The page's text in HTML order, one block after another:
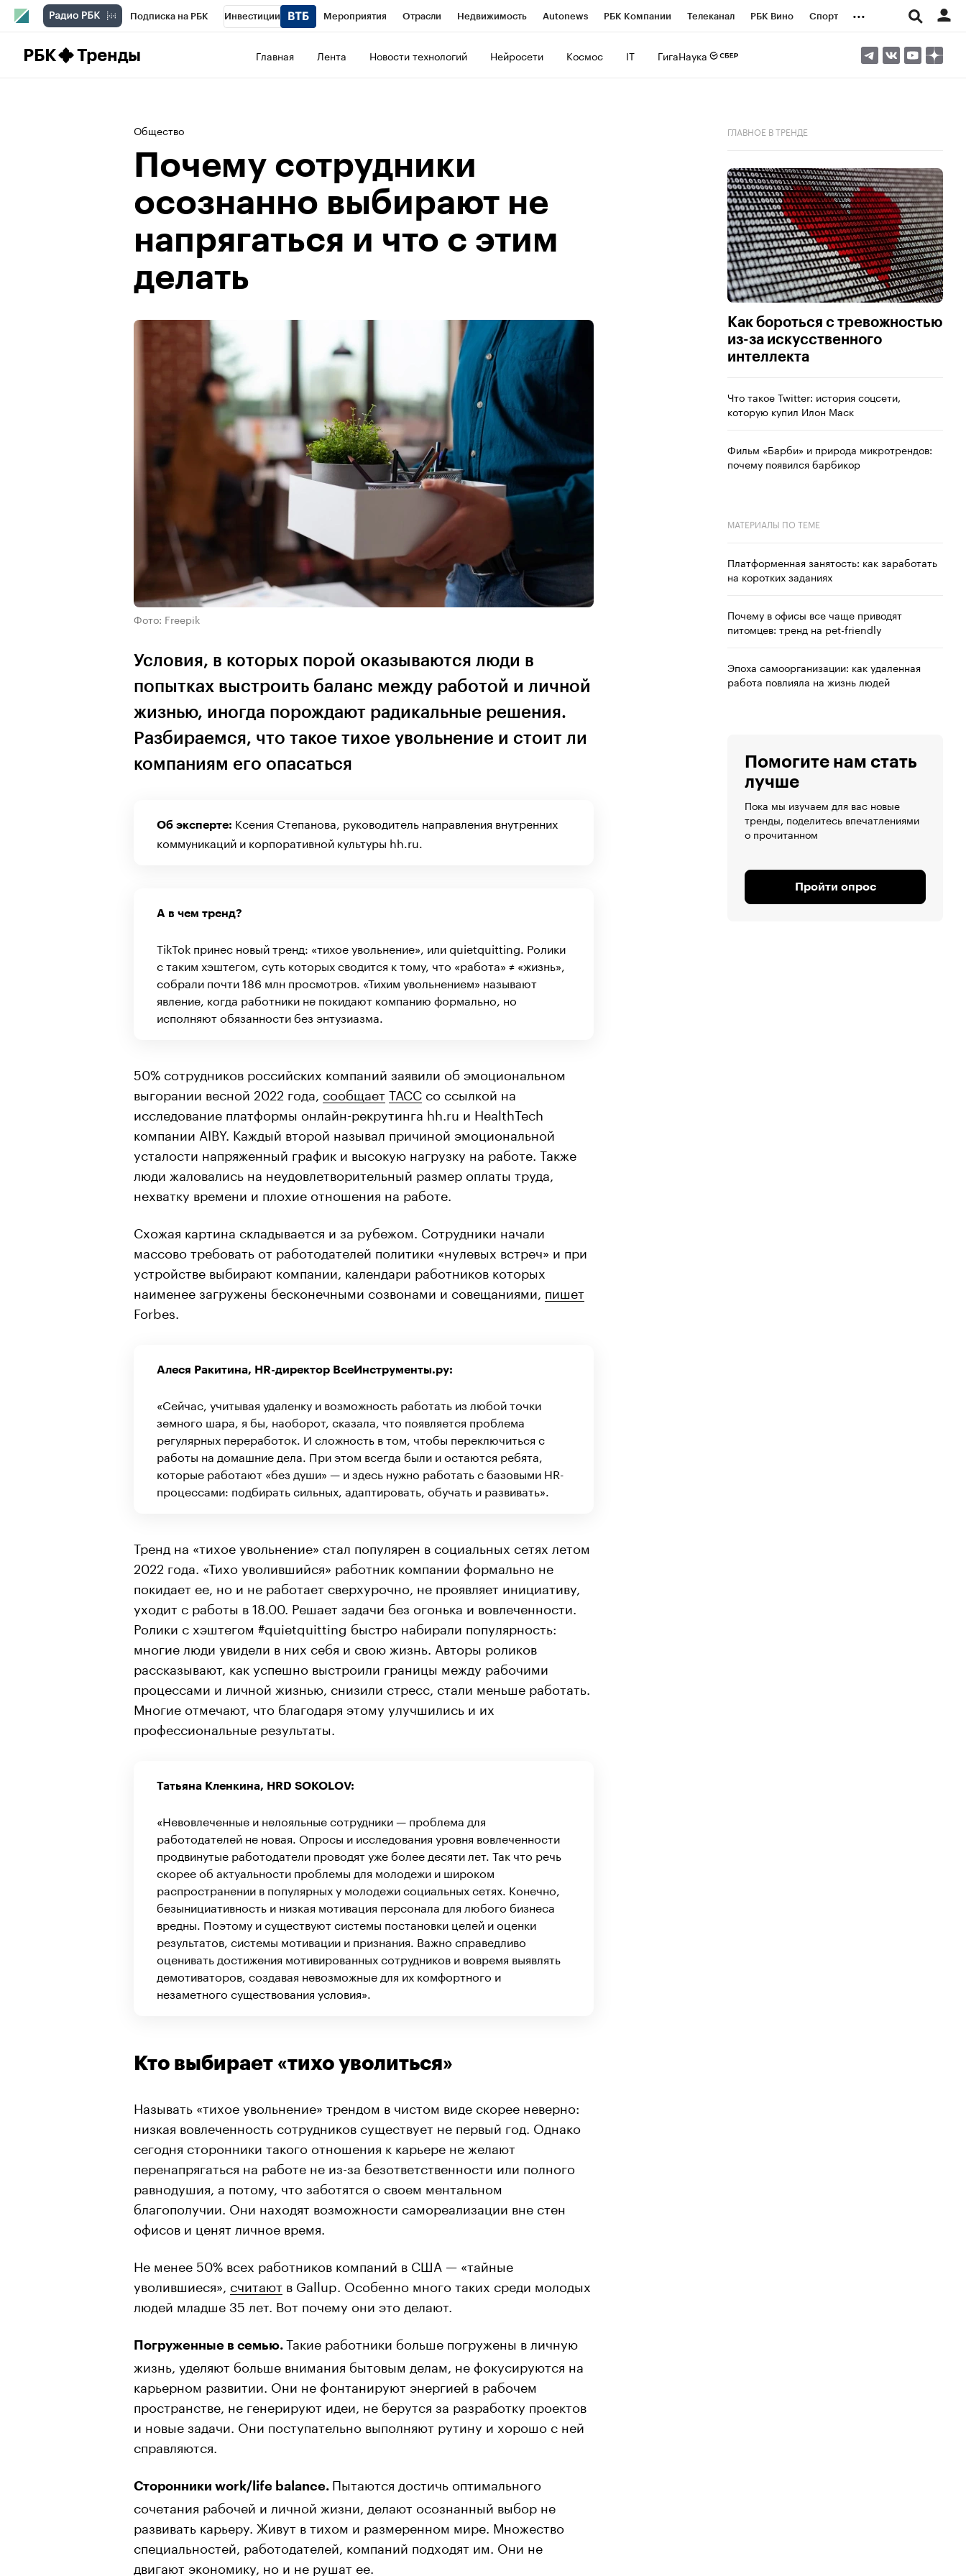
Подписка на РБК Инвестиции Мероприятия Отрасли Недвижимость Autonews РБК Компании Телеканал РБК Вино Спорт ...
РБК Тренды Главная Лента Новости технологий Нейросети Космос IT ГигаНаука
Общество
Почему сотрудники
осознанно выбирают не
напрягаться и что с этим
делать
Фото: Freepik
Условия, в которых порой оказываются люди в
попытках выстроить баланс между работой и личной
жизнью, иногда порождают радикальные решения.
Разбираемся, что такое тихое увольнение и стоит ли
компаниям его опасаться
Об эксперте: Ксения Степанова, руководитель направления внутренних
коммуникаций и корпоративной культуры hh.ru.
А в чем тренд?
TikTok принес новый тренд: «тихое увольнение», или quietquitting. Ролики
с таким хэштегом, суть которых сводится к тому, что «работа» ≠ «жизнь»,
собрали почти 186 млн просмотров. «Тихим увольнением» называют
явление, когда работники не покидают компанию формально, но
исполняют обязанности без энтузиазма.
50% сотрудников российских компаний заявили об эмоциональном
выгорании весной 2022 года, сообщаетТАСС со ссылкой на
исследование платформы онлайн-рекрутинга hh.ru и HealthTech
компании AIBY. Каждый второй называл причиной эмоциональной
усталости напряженный график и высокую нагрузку на работе. Также
люди жаловались на неудовлетворительный размер оплаты труда,
нехватку времени и плохие отношения на работе.
Схожая картина складывается и за рубежом. Сотрудники начали
массово требовать от работодателей политики «нулевых встреч» и при
устройстве выбирают компании, календари работников которых
наименее загружены бесконечными созвонами и совещаниями, пишет
Forbes.
Алеся Ракитина, HR-директор ВсеИнструменты.ру:
«Сейчас, учитывая удаленку и возможность работать из любой точки
земного шара, я бы, наоборот, сказала, что появляется проблема
регулярных переработок. И сложность в том, чтобы переключиться с
работы на домашние дела. При этом всегда были и остаются ребята,
которые работают «без души» — и здесь нужно работать с базовыми HR-
процессами: подбирать сильных, адаптировать, обучать и развивать».
Тренд на «тихое увольнение» стал популярен в социальных сетях летом
2022 года. «Тихо уволившийся» работник компании формально не
покидает ее, но и не работает сверхурочно, не проявляет инициативу,
уходит с работы в 18.00. Решает задачи без огонька и вовлеченности.
Ролики с хэштегом #quietquitting быстро набирали популярность:
многие люди увидели в них себя и свою жизнь. Авторы роликов
рассказывают, как успешно выстроили границы между рабочими
процессами и личной жизнью, снизили стресс, стали меньше работать.
Многие отмечают, что благодаря этому улучшились и их
профессиональные результаты.
Татьяна Кленкина, HRD SOKOLOV:
«Невовлеченные и нелояльные сотрудники — проблема для
работодателей не новая. Опросы и исследования уровня вовлеченности
продвинутые работодатели проводят уже более десяти лет. Так что речь
скорее об актуальности проблемы для молодежи и широком
распространении в популярных у молодежи социальных сетях. Конечно,
безынициативность и низкая мотивация персонала для любого бизнеса
вредны. Поэтому и существуют системы постановки целей и оценки
результатов, системы мотивации и признания. Важно справедливо
оценивать достижения мотивированных сотрудников и вовремя выявлять
демотиваторов, создавая невозможные для их комфортного и
незаметного существования условия».
Кто выбирает «тихо уволиться»
Называть «тихое увольнение» трендом в чистом виде скорее неверно:
низкая вовлеченность сотрудников существует не первый год. Однако
сегодня сторонники такого отношения к карьере не желают
перенапрягаться на работе не из-за безответственности или полного
равнодушия, а потому, что заботятся о своем ментальном
благополучии. Они находят возможности самореализации вне стен
офисов и ценят личное время.
Не менее 50% всех работников компаний в США — «тайные
уволившиеся», считают в Gallup. Особенно много таких среди молодых
людей младше 35 лет. Вот почему они это делают.
Погруженные в семью. Такие работники больше погружены в личную
жизнь, уделяют больше внимания бытовым делам, не фокусируются на
карьерном развитии. Они не фонтанируют энергией в рабочем
пространстве, не генерируют идеи, не берутся за разработку проектов
и новые задачи. Они поступательно выполняют рутину и хорошо с ней
справляются.
Сторонники work/life balance. Пытаются достичь оптимального
сочетания рабочей и личной жизни, делают осознанный выбор не
развивать карьеру. Живут в тихом и размеренном мире. Множество
специальностей, работодателей, компаний подходят им. Они не
двигают экономику, но и не рушат ее.
ГЛАВНОЕ В ТРЕНДЕ
Как бороться с тревожностью
из-за искусственного
интеллекта
Что такое Twitter: история соцсети,
которую купил Илон Маск
Фильм «Барби» и природа микротрендов:
почему появился барбикор
МАТЕРИАЛЫ ПО ТЕМЕ
Платформенная занятость: как заработать
на коротких заданиях
Почему в офисы все чаще приводят
питомцев: тренд на pet-friendly
Эпоха самоорганизации: как удаленная
работа повлияла на жизнь людей
Помогите нам стать
лучше
Пока мы изучаем для вас новые
тренды, поделитесь впечатлениями
о прочитанном
Пройти опрос